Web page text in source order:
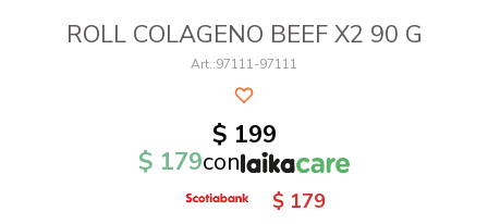
ROLL COLAGENO BEEF X2 90 G
97111-97111
$ 199
$ 179con
$ 179